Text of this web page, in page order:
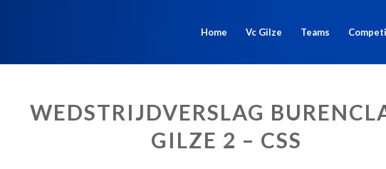
Home Vc Gilze Teams
WEDSTRIJDVERSLAG
GILZE 2 – CSS